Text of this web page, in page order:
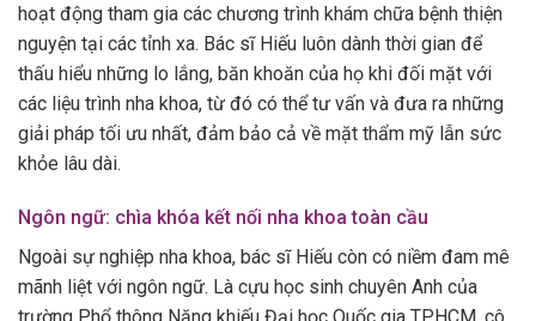
hoạt động tham gia các chương trình khám chữa bệnh thiện
nguyện tại các tỉnh xa. Bác sĩ Hiếu luôn dành thời gian để
thấu hiểu những lo lắng, băn khoăn của họ khi đối mặt với
các liệu trình nha khoa, từ đó có thể tư vấn và đưa ra những
giải pháp tối ưu nhất, đảm bảo cả về mặt thẩm mỹ lẫn sức
khỏe lâu dài.
Ngôn ngữ: chìa khóa kết nối nha khoa toàn cầu
Ngoài sự nghiệp nha khoa, bác sĩ Hiếu còn có niềm đam mê
mãnh liệt với ngôn ngữ. Là cựu học sinh chuyên Anh của